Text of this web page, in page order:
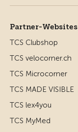
Partner-Websites
TCS Clubshop
TCS velocorner.ch
TCS Microcorner
TCS MADE VISIBLE
TCS lex4you
TCS MyMed